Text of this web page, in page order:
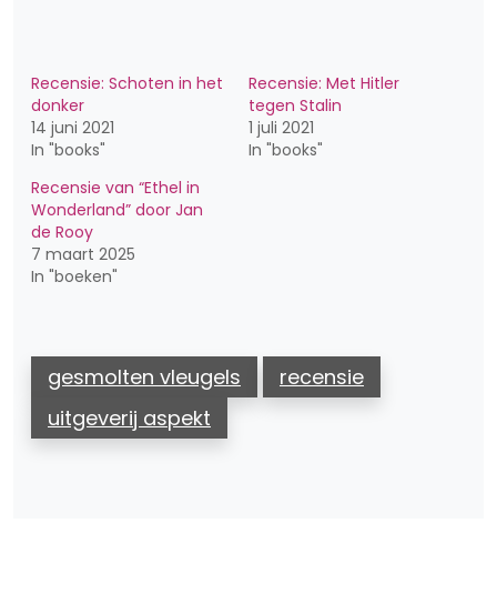
Recensie: Schoten in het
donker
14 juni 2021
In "books"
Recensie: Met Hitler
tegen Stalin
1 juli 2021
In "books"
Recensie van “Ethel in
Wonderland” door Jan
de Rooy
7 maart 2025
In "boeken"
gesmolten vleugels
recensie
uitgeverij aspekt